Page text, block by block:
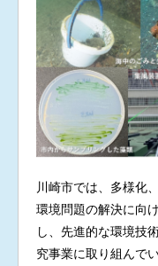
川崎市では、多様化
環境問題の解決に向
し、先進的な環境技
究事業に取り組んでい